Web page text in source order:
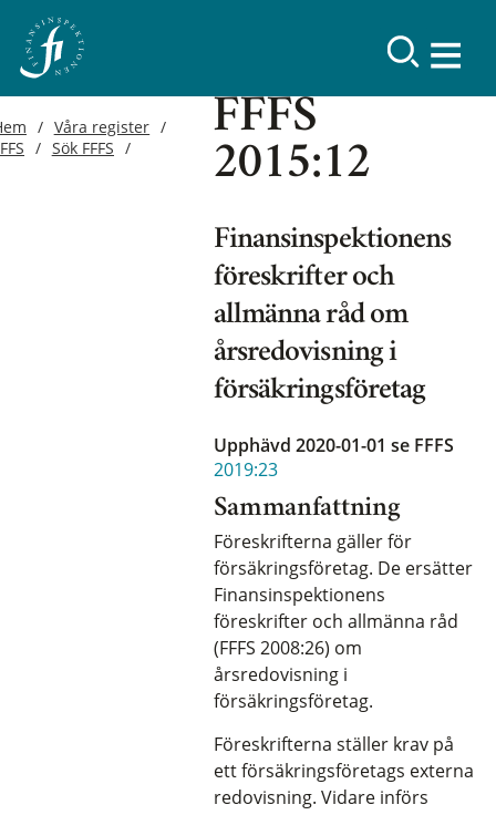
Våra register
Sök FFFS
FFFS
2015:12
Finansinspektionens
föreskrifter och
allmänna råd om
årsredovisning i
försäkringsföretag
Upphävd 2020-01-01 se FFFS
2019:23
Sammanfattning
Föreskrifterna gäller för
försäkringsföretag. De ersätter
Finansinspektionens
föreskrifter och allmänna råd
(FFFS 2008:26) om
årsredovisning i
försäkringsföretag.
Föreskrifterna ställer krav på
ett försäkringsföretags externa
redovisning. Vidare införs